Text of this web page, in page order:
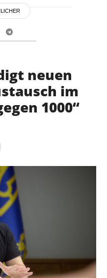
neuen
im
1000“